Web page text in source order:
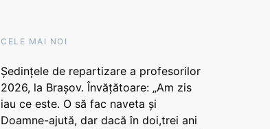
CELE MAI NOI
Ședințele de repartizare a profesorilor
2026, la Brașov. Învățătoare: „Am zis
iau ce este. O să fac naveta și
Doamne-ajută, dar dacă în doi,trei ani